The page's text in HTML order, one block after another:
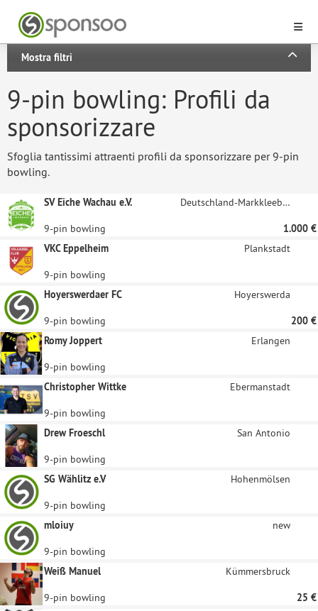
Mostra filtri
9-pin bowling: Profili da
sponsorizzare
Sfoglia tantissimi attraenti profili da sponsorizzare per 9-pin
bowling.
SV Eiche Wachau e.V. Deutschland-Markkleeberg
9-pin bowling
1.000 €
VKC Eppelheim
Plankstadt
9-pin bowling
Hoyerswerdaer FC
Hoyerswerda
9-pin bowling
200 €
Romy Joppert
Erlangen
9-pin bowling
Christopher Wittke
Ebermanstadt
9-pin bowling
Drew Froeschl
San Antonio
9-pin bowling
SG Wählitz e.V
Hohenmölsen
9-pin bowling
mloiuy
new
9-pin bowling
Weiß Manuel
Kümmersbruck
9-pin bowling
25 €